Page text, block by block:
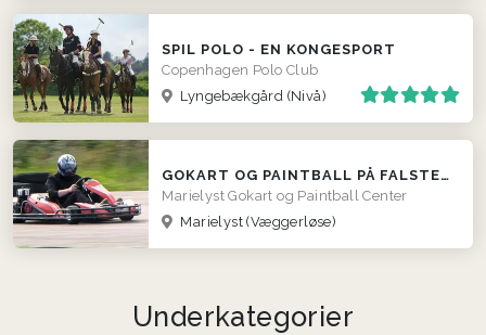
SPIL POLO - EN KONGESPORT
Copenhagen Polo Club
Lyngebækgård (Nivå)
GOKART OG PAINTBALL PÅ FALSTER
Marielyst Gokart og Paintball Center
Marielyst (Væggerløse)
Underkategorier